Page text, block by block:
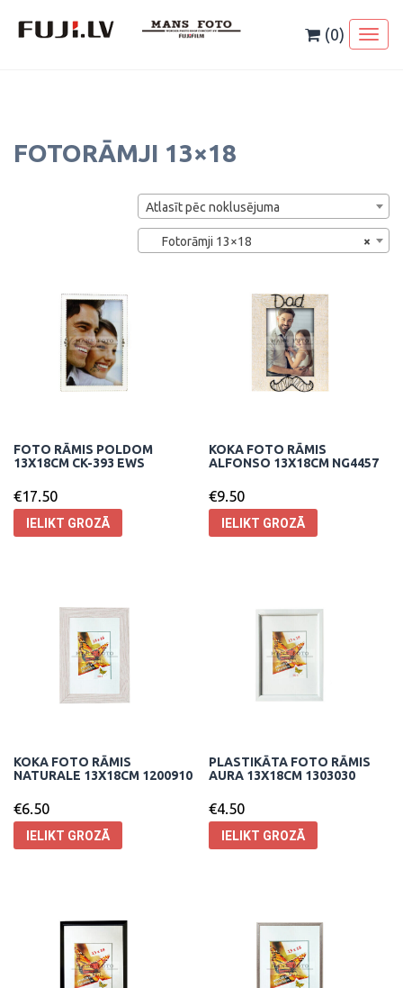
(0)
FOTORĀMJI 13×18
Atlasīt pēc noklusējuma
×
Fotorāmji 13×18
FOTO RĀMIS POLDOM
13X18CM CK-393 EWS
€17.50
IELIKT GROZĀ
KOKA FOTO RĀMIS
ALFONSO 13X18CM NG4457
€9.50
IELIKT GROZĀ
KOKA FOTO RĀMIS
NATURALE 13X18CM 1200910
€6.50
IELIKT GROZĀ
PLASTIKĀTA FOTO RĀMIS
AURA 13X18CM 1303030
€4.50
IELIKT GROZĀ